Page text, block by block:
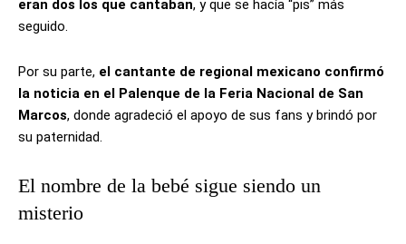
eran dos los que cantaban, y que se hacía “pis” más
seguido.
Por su parte, el cantante de regional mexicano confirmó
la noticia en el Palenque de la Feria Nacional de San
Marcos, donde agradeció el apoyo de sus fans y brindó por
su paternidad.
El nombre de la bebé sigue siendo un
misterio